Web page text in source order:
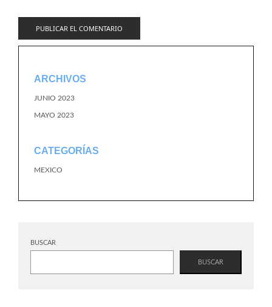
ARCHIVOS
JUNIO 2023
MAYO 2023
CATEGORÍAS
MEXICO
BUSCAR
BUSCAR